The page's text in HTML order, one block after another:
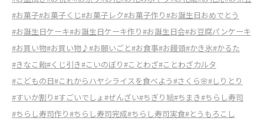
#お菓子#お菓子くじ#お菓子レク#お菓子作り#お誕生日おめでとう
#お誕生日ケーキ#お誕生日ケーキ作り#お誕生日会#お豆腐パンケーキ
#お買い物#お買い物♪#お願いごと#お食事#お饅頭#かき氷#かるた
#きなこ飴#くじ引き#こいのぼり#ことわざ#ことわざカルタ
#こどもの日#これからハヤシライスを食べよう#さくら🌸#しりとり
#すいか割り#すごいでしょ#ぜんざい#ちぎり絵#ちまき#ちらし寿司
#ちらし寿司作り#ちらし寿司完成#ちらし寿司実食#とうもろこし